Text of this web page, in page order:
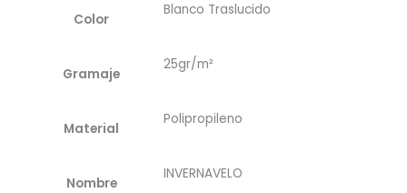
Color
Blanco Traslucido
Gramaje
25gr/m²
Material
Polipropileno
Nombre
INVERNAVELO